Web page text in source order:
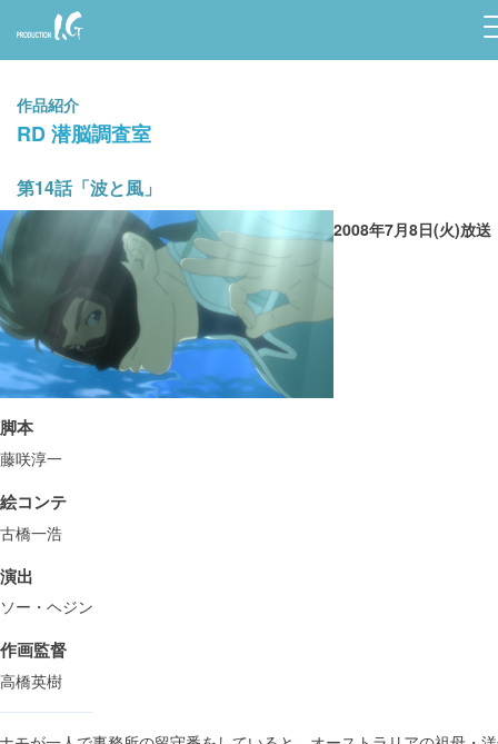
Prod
uctio
n I.G
作品紹介
RD 潜脳調査室
第14話「波と風」
2008年7月8日(火)放送
脚本
藤咲淳一
絵コンテ
古橋一浩
演出
ソー・ヘジン
作画監督
高橋英樹